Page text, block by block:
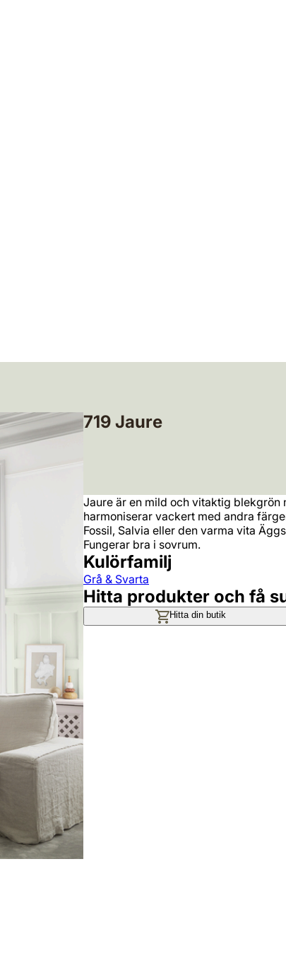
719 Jaure
Jaure är en mild och vitaktig blekgrön
harmoniserar vackert med andra
Fossil, Salvia eller den varma vita
Fungerar bra i sovrum.
Kulörfamilj
Grå & Svarta
Hitta produkter och få
Hitta din butik